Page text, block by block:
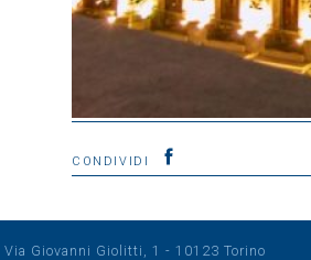
CONDIVIDI
Via Giovanni Giolitti, 1 - 10123 Torino